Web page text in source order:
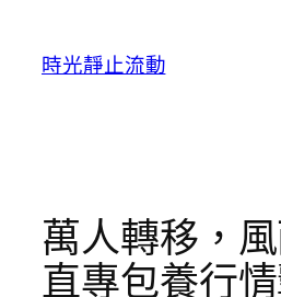
時光靜止流動
萬人轉移，
直專包養行